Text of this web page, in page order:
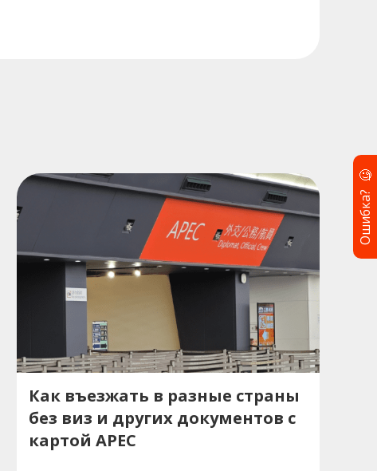
Как въезжать в разные страны
без виз и других документов с
картой APEC
Ошибка?
🧐